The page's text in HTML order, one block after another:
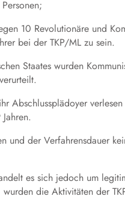
10 Revolutionäre und
bei der TKP/ML zu sein.
Staates wurden
Abschlussplädoyer
und der Verfahrensdauer
es sich jedoch um
die Aktivitäten der